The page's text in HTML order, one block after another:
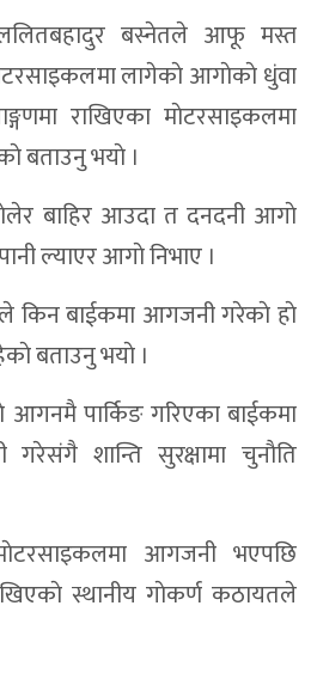
बस्नेतले आफू मस्त
लागेकाे आगाेकाे धुंवा
राखिएका माेटरसाइकलमा
बताउनु भयाे ।
बाहिर आउदा त दनदनी आगाे
ल्याएर आगाे निभाए ।
किन बाईकमा आगजनी गरेकाे हाे
बताउनु भयाे ।
आगनमै पार्किङ गरिएका बाईकमा
शान्ति सुरक्षामा चुनाैति
आगजनी भएपछि
स्थानीय गाेकर्ण कठायतले